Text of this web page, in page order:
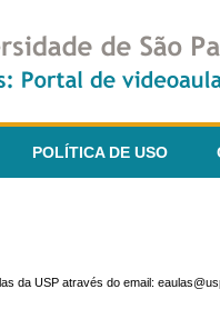
POLÍTICA DE USO
da USP através do email: